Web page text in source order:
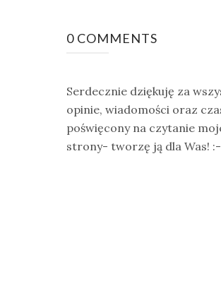
0 COMMENTS
Serdecznie dziękuję za
opinie, wiadomości oraz
poświęcony na czytanie
strony- tworzę ją dla Was!